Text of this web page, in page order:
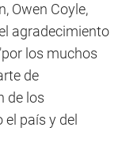
Owen Coyle,
agradecimiento
los muchos
de
de los
país y del